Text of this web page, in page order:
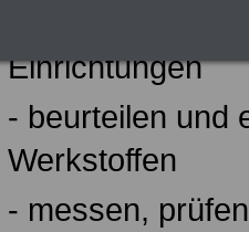
Einrichtungen
- beurteilen und
Werkstoffen
- messen,